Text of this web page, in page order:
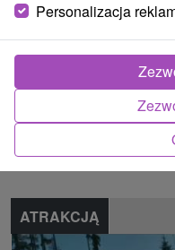
Region turystyczny
Znalazłeś błąd lub
Zgłoś błąd
ATRAKCJĄ
Personalizacja